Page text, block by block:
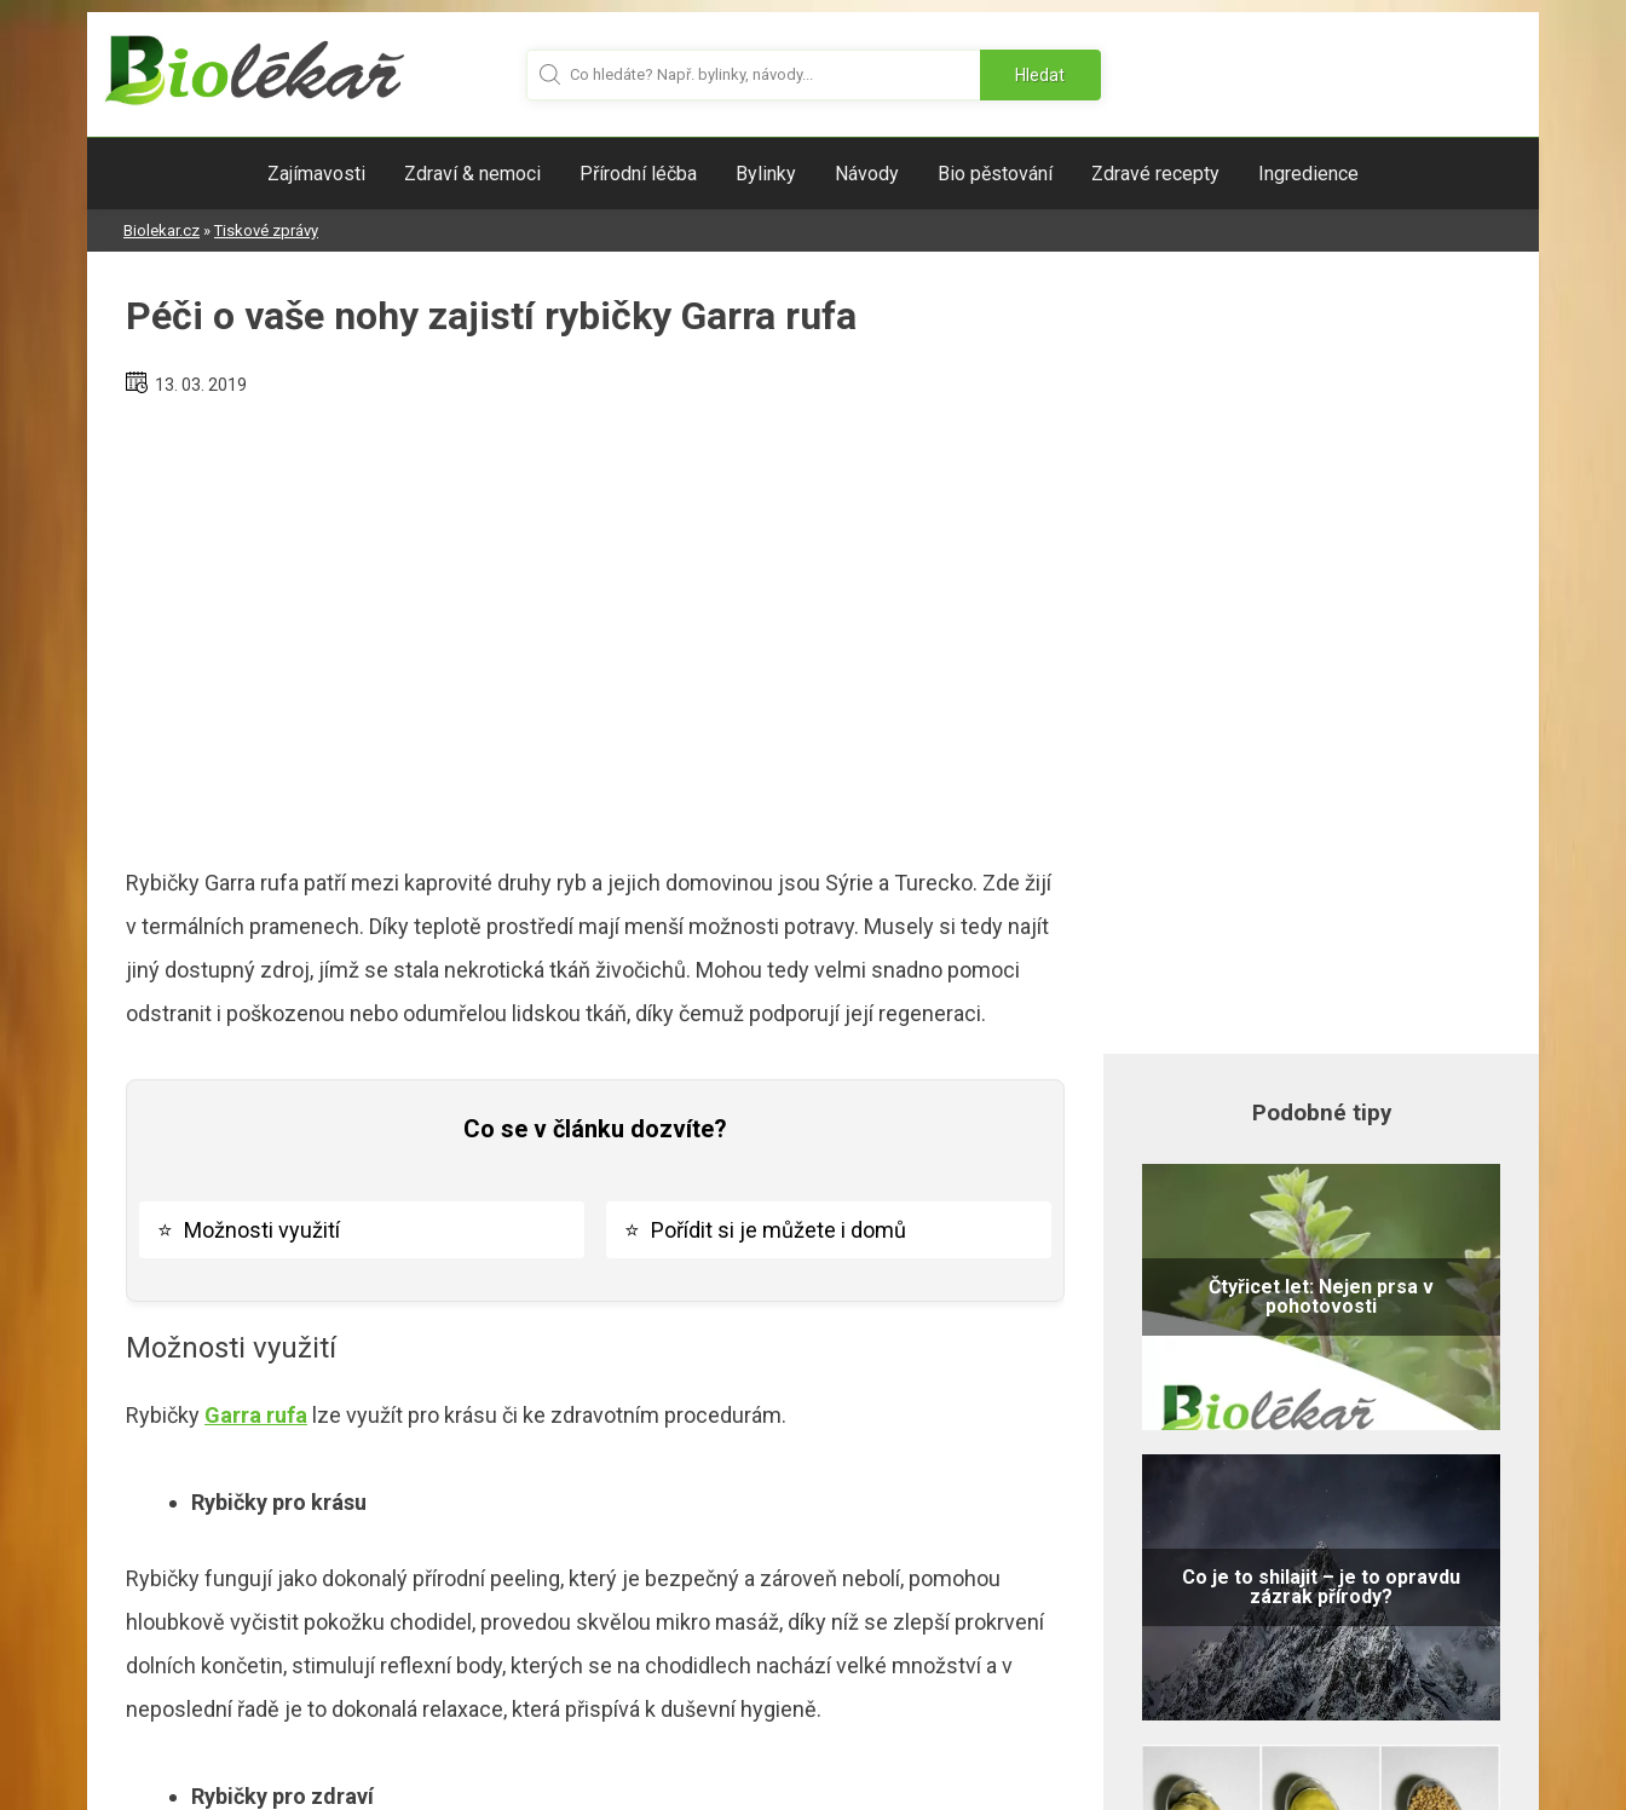
Hledat
Zajímavosti Zdraví & nemoci Přírodní léčba Bylinky Návody Bio pěstování Zdravé recepty Ingredience
Biolekar.cz »Tiskové zprávy
Péči o vaše nohy zajistí rybičky Garra rufa
13. 03. 2019
Rybičky Garra rufa patří mezi kaprovité druhy ryb a jejich domovinou jsou Sýrie a Turecko. Zde žijí
v termálních pramenech. Díky teplotě prostředí mají menší možnosti potravy. Musely si tedy najít
jiný dostupný zdroj, jímž se stala nekrotická tkáň živočichů. Mohou tedy velmi snadno pomoci
odstranit i poškozenou nebo odumřelou lidskou tkáň, díky čemuž podporují její regeneraci.
Co se v článku dozvíte?
⭐ Možnosti využití ⭐ Pořídit si je můžete i domů
Možnosti využití
Rybičky Garra rufa lze využít pro krásu či ke zdravotním procedurám.
Rybičky pro krásu
Rybičky fungují jako dokonalý přírodní peeling, který je bezpečný a zároveň nebolí, pomohou
hloubkově vyčistit pokožku chodidel, provedou skvělou mikro masáž, díky níž se zlepší prokrvení
dolních končetin, stimulují reflexní body, kterých se na chodidlech nachází velké množství a v
neposlední řadě je to dokonalá relaxace, která přispívá k duševní hygieně.
Rybičky pro zdraví
Podobné tipy
Čtyřicet let: Nejen prsa v
pohotovosti
Co je to shilajit – je to opravdu
zázrak přírody?